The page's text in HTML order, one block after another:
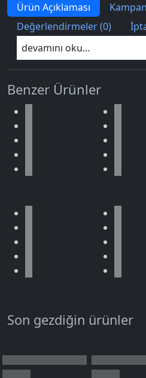
Ürün Açıklaması
Değerlendirmeler (0)
devamını oku...
Benzer Ürünler
Son gezdiğin ürünler